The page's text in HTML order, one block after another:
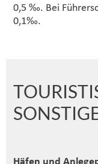
0,5 ‰. Bei
0,1‰.
Häfen und